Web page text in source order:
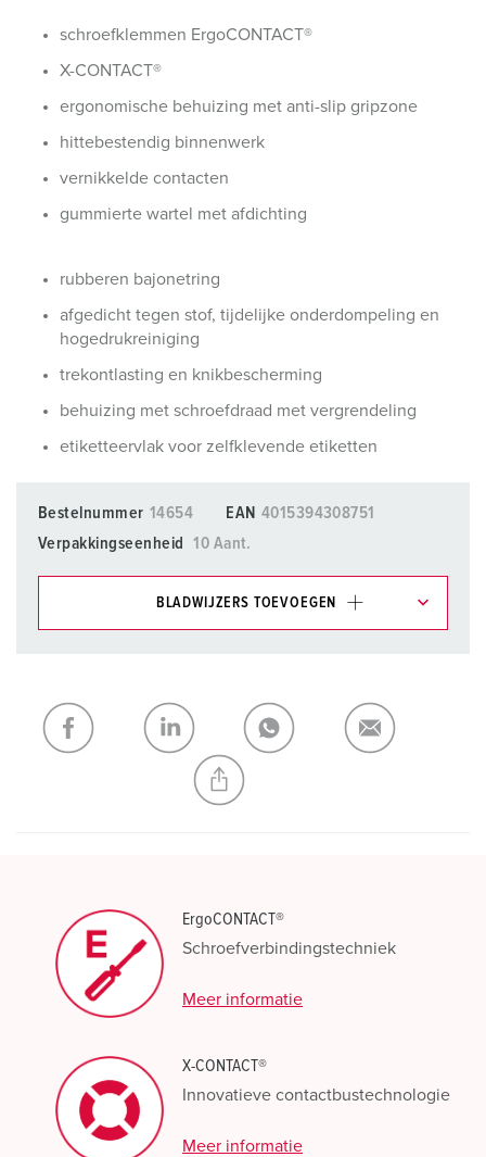
schroefklemmen ErgoCONTACT®
X-CONTACT®
ergonomische behuizing met anti-slip gripzone
hittebestendig binnenwerk
vernikkelde contacten
gummierte wartel met afdichting
rubberen bajonetring
afgedicht tegen stof, tijdelijke onderdompeling en
hogedrukreiniging
trekontlasting en knikbescherming
behuizing met schroefdraad met vergrendeling
etiketteervlak voor zelfklevende etiketten
Bestelnummer 14654 EAN 4015394308751
Verpakkingseenheid
10 Aant.
BLADWIJZERS TOEVOEGEN
Mijn lijst TOEVOEGEN
NIEUW LIJST MAKEN
ErgoCONTACT®
Schroefverbindingstechniek
Meer informatie
X-CONTACT®
Innovatieve contactbustechnologie
Meer informatie